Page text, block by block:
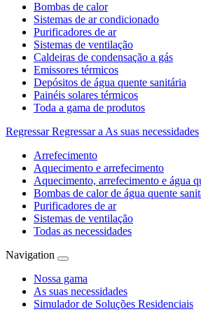
Bombas de calor
Sistemas de ar condicionado
Purificadores de ar
Sistemas de ventilação
Caldeiras de condensação a gás
Emissores térmicos
Depósitos de água quente sanitária
Painéis solares térmicos
Toda a gama de produtos
Regressar Regressar a As suas necessidades
Arrefecimento
Aquecimento e arrefecimento
Aquecimento, arrefecimento e água
Bombas de calor de água quente
Purificadores de ar
Sistemas de ventilação
Todas as necessidades
Navigation
Nossa gama
As suas necessidades
Simulador de Soluções Residenciais